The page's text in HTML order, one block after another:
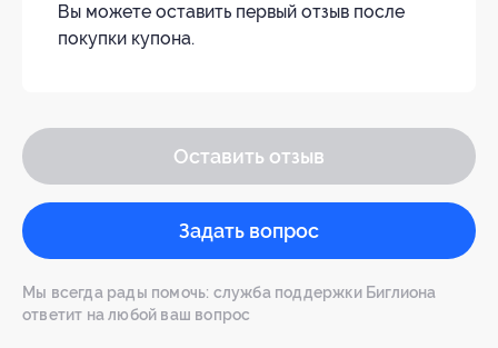
Вы можете оставить первый отзыв после
покупки купона.
Оставить отзыв
Задать вопрос
Мы всегда рады помочь: служба поддержки Биглиона
ответит на любой ваш вопрос